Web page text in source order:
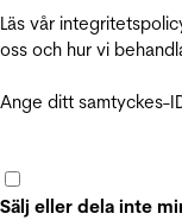
Läs vår
oss och hur vi
Ange ditt samtyckes-
Sälj eller dela inte